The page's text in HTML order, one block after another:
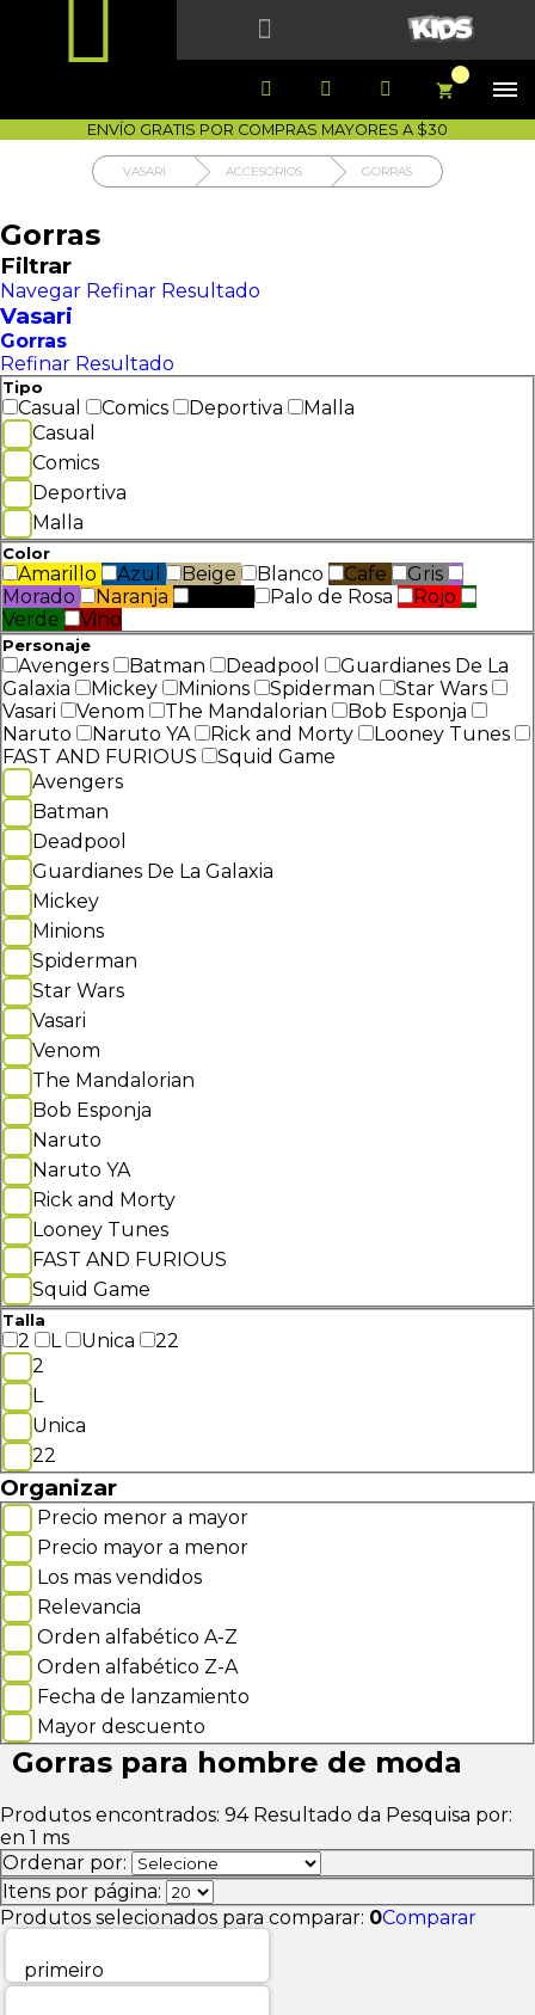
 
   
1700-VASARI (827274)
COMO COMPRAR DEVOLUCIÓN SIN COSTO
ENVÍO GRATIS POR COMPRAS MAYORES A $30
VASARI ACCESORIOS GORRAS
Gorras
Filtrar
Navegar Refinar Resultado
Vasari
Gorras
Refinar Resultado
Tipo
Casual Comics Deportiva
Malla
Casual
Comics
Deportiva
Malla
Color
Amarillo Azul Beige Blanco Cafe
Gris
Morado
Naranja Palo de Rosa
Rojo
Verde
Vino
Personaje
Avengers Batman Deadpool
Guardianes De La
Galaxia
Mickey Minions Spiderman
Star Wars
Vasari
Venom The Mandalorian
Bob Esponja
Naruto
Naruto YA Rick and Morty
Looney Tunes
FAST AND FURIOUS
Squid Game
Avengers
Batman
Deadpool
Guardianes De La Galaxia
Mickey
Minions
Spiderman
Star Wars
Vasari
Venom
The Mandalorian
Bob Esponja
Naruto
Naruto YA
Rick and Morty
Looney Tunes
FAST AND FURIOUS
Squid Game
Talla
2 L Unica
22
2
L
Unica
22
Organizar
Precio menor a mayor
Precio mayor a menor
Los mas vendidos
Relevancia
Orden alfabético A-Z
Orden alfabético Z-A
Fecha de lanzamiento
Mayor descuento
Gorras para hombre de moda
Produtos encontrados: 94 Resultado da Pesquisa por:
en 1 ms
Ordenar por:
Itens por página:
Produtos selecionados para comparar: 0Comparar
primeiro